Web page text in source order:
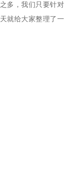
多，我们只要针对
就给大家整理了一